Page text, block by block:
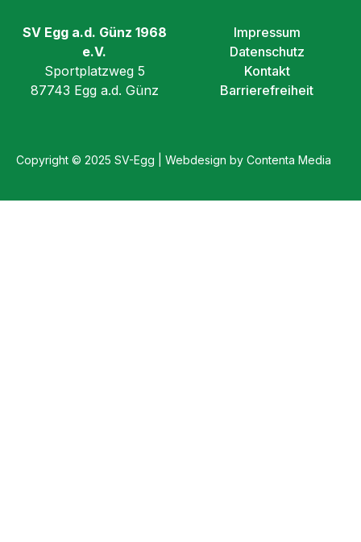
SV Egg a.d. Günz 1968
e.V.
Sportplatzweg 5
87743 Egg a.d. Günz
Impressum
Datenschutz
Kontakt
Barrierefreiheit
Copyright © 2025 SV-Egg | Webdesign by Contenta Media